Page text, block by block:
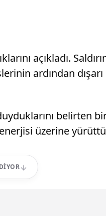
açıkladı.
ardından dışarı
belirten
üzerine